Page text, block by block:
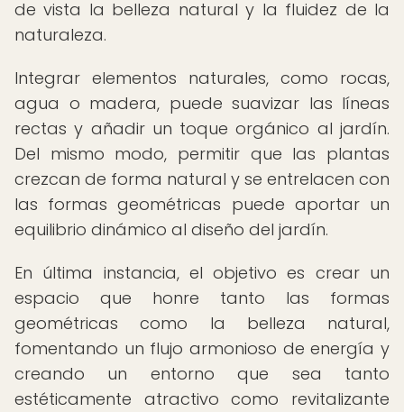
de vista la belleza natural y la fluidez de la
naturaleza.
Integrar elementos naturales, como rocas,
agua o madera, puede suavizar las líneas
rectas y añadir un toque orgánico al jardín.
Del mismo modo, permitir que las plantas
crezcan de forma natural y se entrelacen con
las formas geométricas puede aportar un
equilibrio dinámico al diseño del jardín.
En última instancia, el objetivo es crear un
espacio que honre tanto las formas
geométricas como la belleza natural,
fomentando un flujo armonioso de energía y
creando un entorno que sea tanto
estéticamente atractivo como revitalizante